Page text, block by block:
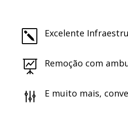
k Excelente
 Remoção com
g E muito mais,